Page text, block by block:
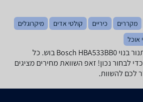
מקררים כיריים קולטי אדים
מיקרוגלים
אוכל
לפניכם מפרט טכני של ‏תנור בנוי Bosch HBA533BB0 בוש. כל
לבחור נכון! זאפ השוואת מחירים מציגים
לכם להשוות.